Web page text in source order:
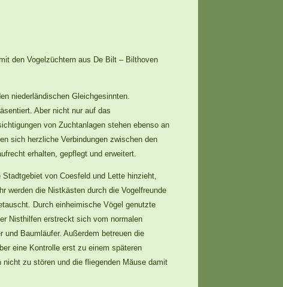
den Vogelzüchtern aus De Bilt – Bilthoven
niederländischen Gleichgesinnten.
Aber nicht nur auf das
von Zuchtanlagen stehen ebenso an
sich herzliche Verbindungen zwischen den
erhalten, gepflegt und erweitert.
von Coesfeld und Lette hinzieht,
werden die Nistkästen durch die Vogelfreunde
Durch einheimische Vögel genutzte
Nisthilfen erstreckt sich vom normalen
Baumläufer. Außerdem betreuen die
eine Kontrolle erst zu einem späteren
zu stören und die fliegenden Mäuse damit